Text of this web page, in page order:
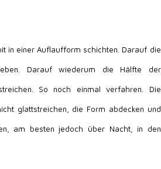
in einer Auflaufform schichten. Darauf die
Darauf wiederum die Hälfte der
So noch einmal verfahren. Die
glattstreichen, die Form abdecken und
am besten jedoch über Nacht, in den